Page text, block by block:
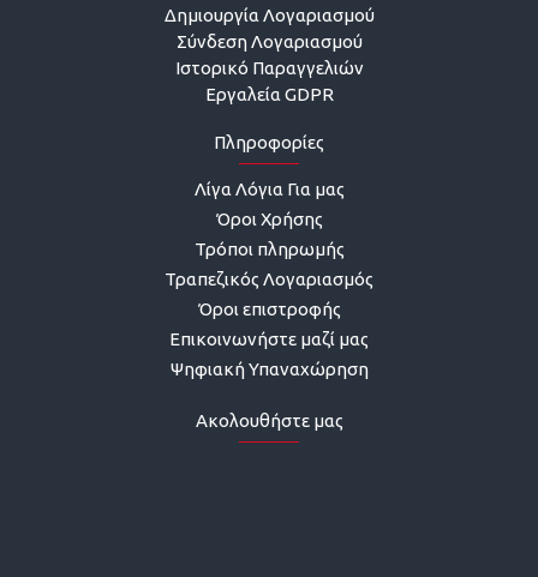
Δημιουργία Λογαριασμού
Σύνδεση Λογαριασμού
Ιστορικό Παραγγελιών
Εργαλεία GDPR
Πληροφορίες
Λίγα Λόγια Για μας
Όροι Χρήσης
Τρόποι πληρωμής
Τραπεζικός Λογαριασμός
Όροι επιστροφής
Επικοινωνήστε μαζί μας
Ψηφιακή Υπαναχώρηση
Ακολουθήστε μας